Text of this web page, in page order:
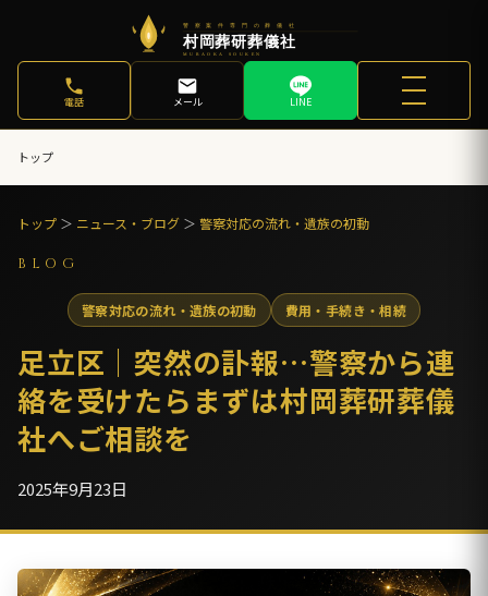
電話 メール LINE
トップ
トップ ＞ ニュース・ブログ ＞ 警察対応の流れ・遺族の初動
BLOG
警察対応の流れ・遺族の初動 費用・手続き・相続
足立区│突然の訃報…警察から連
絡を受けたらまずは村岡葬研葬儀
社へご相談を
2025年9月23日